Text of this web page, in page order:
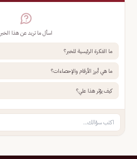
اسأل ما تريد عن هذا الخبر
ما الفكرة الرئيسية للخبر؟
ما هي أبرز الأرقام والإحصاءات؟
كيف يؤثر هذا علي؟